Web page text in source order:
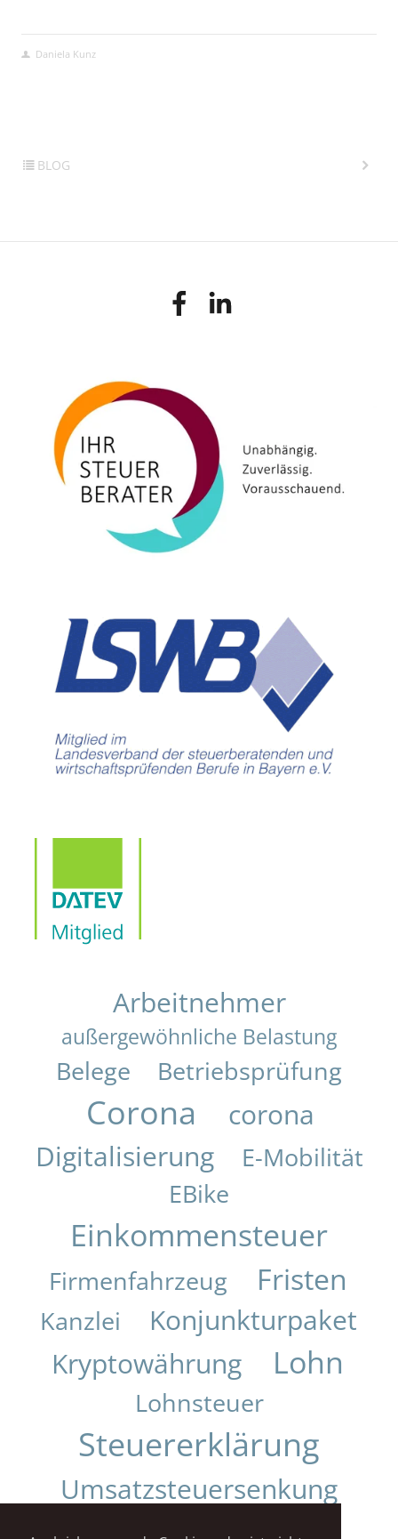
Daniela Kunz
BLOG
Arbeitnehmer
außergewöhnliche Belastung
Belege Betriebsprüfung
Corona
corona
Digitalisierung
E-Mobilität
EBike
Einkommensteuer
Firmenfahrzeug Fristen
Kanzlei
Konjunkturpaket
Kryptowährung
Lohn
Lohnsteuer
Steuererklärung
Umsatzsteuersenkung
Urteil